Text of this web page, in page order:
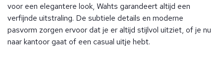
voor een elegantere look, Wahts garandeert altijd een
verfijnde uitstraling. De subtiele details en moderne
pasvorm zorgen ervoor dat je er altijd stijlvol uitziet, of je nu
naar kantoor gaat of een casual uitje hebt.